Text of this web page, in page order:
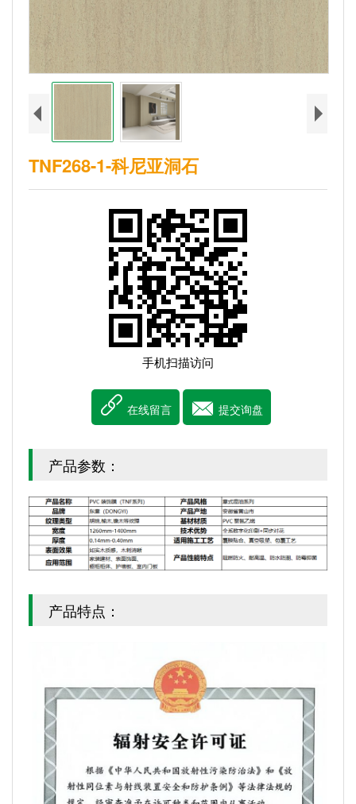
TNF268-1-科尼亚洞石
手机扫描访问
 在线留言  提交询盘
产品参数：
产品特点：